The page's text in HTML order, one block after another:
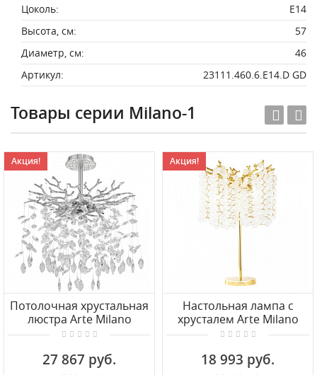
Цоколь:
E14
Высота, см:
57
Диаметр, см:
46
Артикул:
23111.460.6.E14.D GD
Товары серии Milano-1
Акция!
Потолочная хрустальная
люстра Arte Milano
23111.460.6.E14.B CR
27 867 руб.
Акция!
Настольная лампа с
хрусталем Arte Milano
23131.320-610.3.G9.C GD
18 993 руб.